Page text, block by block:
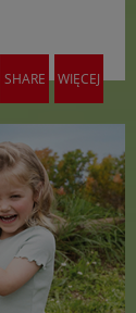
SHARE WIĘCEJ